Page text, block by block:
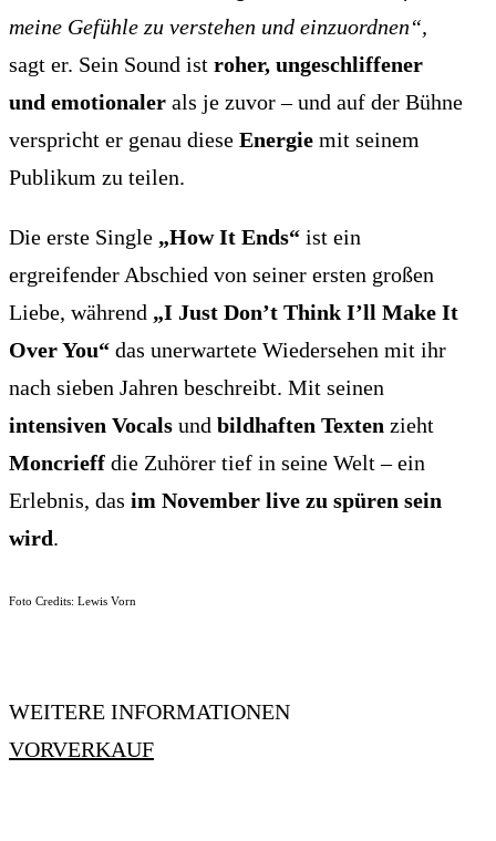
meine Gefühle zu verstehen und einzuordnen“,
sagt er. Sein Sound ist roher, ungeschliffener
und emotionaler als je zuvor – und auf der Bühne
verspricht er genau diese Energie mit seinem
Publikum zu teilen.
Die erste Single „How It Ends“ ist ein
ergreifender Abschied von seiner ersten großen
Liebe, während „I Just Don’t Think I’ll Make It
Over You“ das unerwartete Wiedersehen mit ihr
nach sieben Jahren beschreibt. Mit seinen
intensiven Vocals und bildhaften Texten zieht
Moncrieff die Zuhörer tief in seine Welt – ein
Erlebnis, das im November live zu spüren sein
wird.
Foto Credits: Lewis Vorn
WEITERE INFORMATIONEN
VORVERKAUF